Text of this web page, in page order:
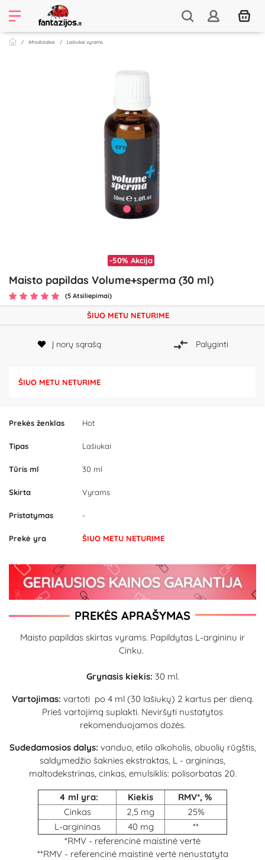
Afrodiziakai Lašiukai vyrams
-50% Akcija
Maisto papildas Volume+sperma (30 ml)
(5 Atsiliepimai)
Prekės ženklas Hot
Tipas Lašiukai
Tūris ml 30 ml
Skirta Vyrams
Pristatymas -
Prekė yra ŠIUO METU NETURIME
ŠIUO METU NETURIME
Į norų sąrašą Palyginti
ŠIUO METU NETURIME
PREKĖS APRAŠYMAS
Maisto papildas skirtas vyrams. Papildytas L-argininu ir
Cinku.
Grynasis kiekis: 30 ml.
Vartojimas: vartoti po 4 ml (30 lašiukų) 2 kartus per dieną.
Prieš vartojimą suplakti. Neviršyti nustatytos
rekomenduojamos dozės.
Sudedamosios dalys: vanduo, etilo alkoholis, obuolių rūgštis,
saldymedžio šaknies ekstraktas, L - argininas,
maltodekstrinas, cinkas, emulsiklis: polisorbatas 20.
4 ml yra: Kiekis
RMV*, %
Cinkas
2,5 mg
25%
L-argininas
40 mg
**
*RMV - referencinė maistinė vertė
**RMV - referencinė maistinė vertė nenustatyta